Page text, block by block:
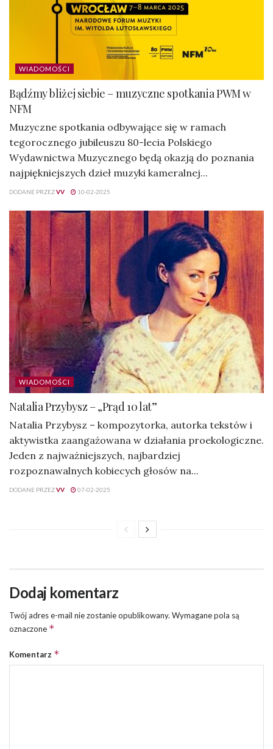
WIADOMOŚCI
Bądźmy bliżej siebie – muzyczne spotkania PWM w
NFM
Muzyczne spotkania odbywające się w ramach
tegorocznego jubileuszu 80-lecia Polskiego
Wydawnictwa Muzycznego będą okazją do poznania
najpiękniejszych dzieł muzyki kameralnej...
DODANE PRZEZVV 10-02-2025
WIADOMOŚCI
Natalia Przybysz – „Prąd 10 lat”
Natalia Przybysz – kompozytorka, autorka tekstów i
aktywistka zaangażowana w działania proekologiczne.
Jeden z najważniejszych, najbardziej
rozpoznawalnych kobiecych głosów na...
DODANE PRZEZVV 07-02-2025
Dodaj komentarz
Twój adres e-mail nie zostanie opublikowany. Wymagane pola są
oznaczone *
Komentarz *